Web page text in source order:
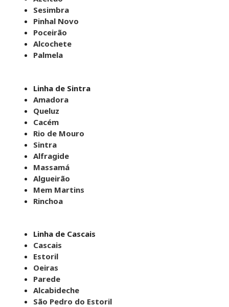
Sesimbra
Pinhal Novo
Poceirão
Alcochete
Palmela
Linha de Sintra
Amadora
Queluz
Cacém
Rio de Mouro
Sintra
Alfragide
Massamá
Algueirão
Mem Martins
Rinchoa
Linha de Cascais
Cascais
Estoril
Oeiras
Parede
Alcabideche
São Pedro do Estoril